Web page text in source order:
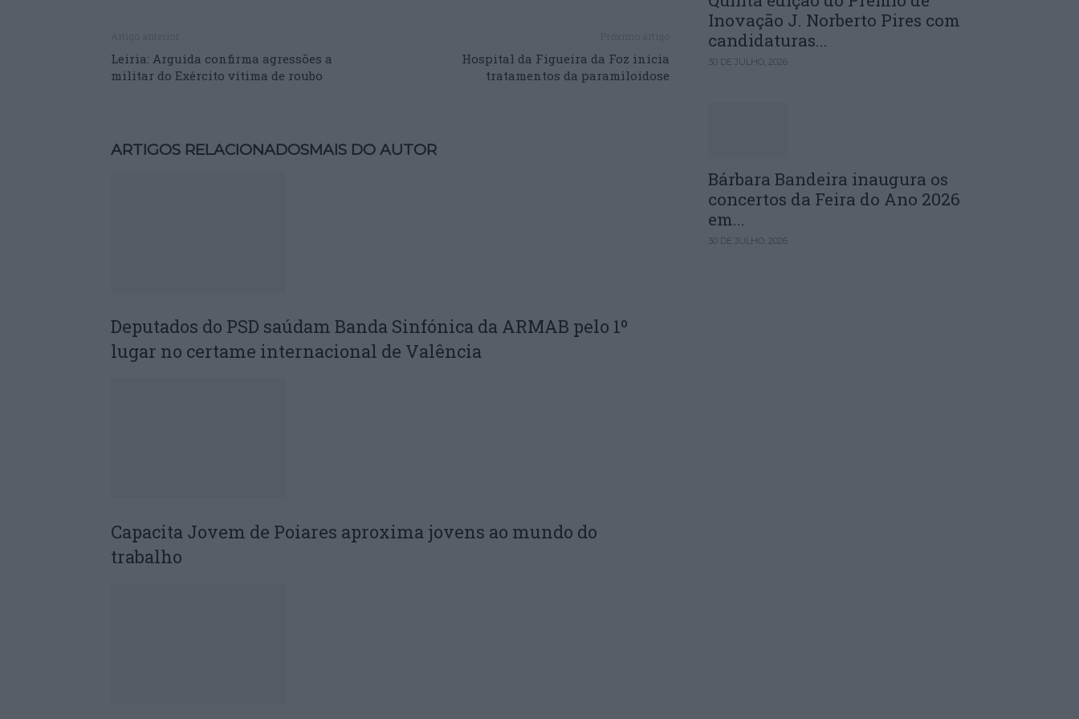
Leiria: Arguida confirma agressões a
militar do Exército vítima de roubo
Hospital da Figueira da Foz inicia
tratamentos da paramiloidose
ARTIGOS RELACIONADOSMAIS DO AUTOR
Deputados do PSD saúdam Banda Sinfónica da ARMAB pelo 1º
lugar no certame internacional de Valência
Capacita Jovem de Poiares aproxima jovens ao mundo do
trabalho
Inovação J. Norberto Pires com
candidaturas...
30 DE JULHO, 2026
Bárbara Bandeira inaugura os
concertos da Feira do Ano 2026
em...
30 DE JULHO, 2026